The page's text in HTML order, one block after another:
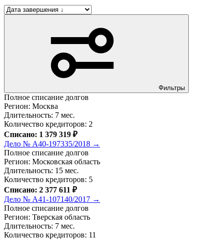
Фильтры
Полное списание долгов
Регион: Москва
Длительность: 7 мес.
Количество кредиторов: 2
Списано: 1 379 319 ₽
Дело № А40-197335/2018 →
Полное списание долгов
Регион: Московская область
Длительность: 15 мес.
Количество кредиторов: 5
Списано: 2 377 611 ₽
Дело № А41-107140/2017 →
Полное списание долгов
Регион: Тверская область
Длительность: 7 мес.
Количество кредиторов: 11